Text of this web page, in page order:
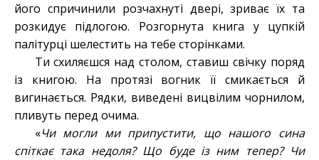
його спричинили розчахнуті двері, зриває їх та
розкидує підлогою. Розгорнута книга у цупкій
палітурці шелестить на тебе сторінками.
Ти схиляєшся над столом, ставиш свічку поряд
із книгою. На протязі вогник її смикається й
вигинається. Рядки, виведені вицвілим чорнилом,
пливуть перед очима.
«Чи могли ми припустити, що нашого сина
спіткає така недоля? Що буде із ним тепер? Чи